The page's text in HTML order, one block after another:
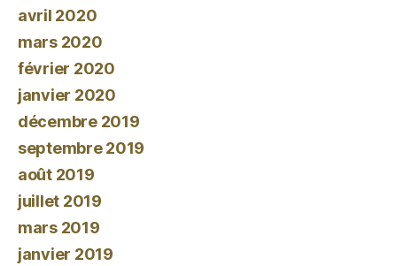
avril 2020
mars 2020
février 2020
janvier 2020
décembre 2019
septembre 2019
août 2019
juillet 2019
mars 2019
janvier 2019